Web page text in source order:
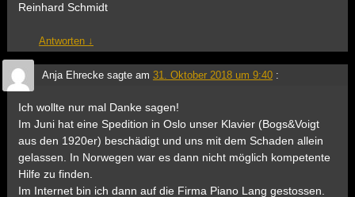
Reinhard Schmidt
Antworten ↓
Anja Ehreckesagte am 31. Oktober 2018 um 9:40 :
Ich wollte nur mal Danke sagen!
Im Juni hat eine Spedition in Oslo unser Klavier (Bogs&Voigt
aus den 1920er) beschädigt und uns mit dem Schaden allein
gelassen. In Norwegen war es dann nicht möglich kompetente
Hilfe zu finden.
Im Internet bin ich dann auf die Firma Piano Lang gestossen.